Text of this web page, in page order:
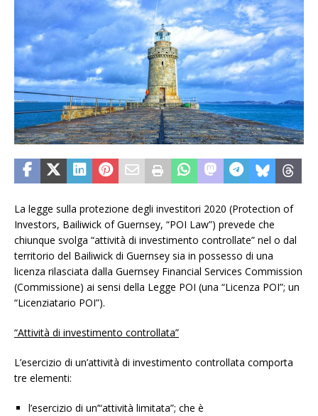
La legge sulla protezione degli investitori 2020 (Protection of
Investors, Bailiwick of Guernsey, “POI Law”) prevede che
chiunque svolga “attività di investimento controllate” nel o dal
territorio del Bailiwick di Guernsey sia in possesso di una
licenza rilasciata dalla Guernsey Financial Services Commission
(Commissione) ai sensi della Legge POI (una “Licenza POI”; un
“Licenziatario POI”).
“Attività di investimento controllata”
L’esercizio di un’attività di investimento controllata comporta
tre elementi:
l’esercizio di un’“attività limitata”; che è